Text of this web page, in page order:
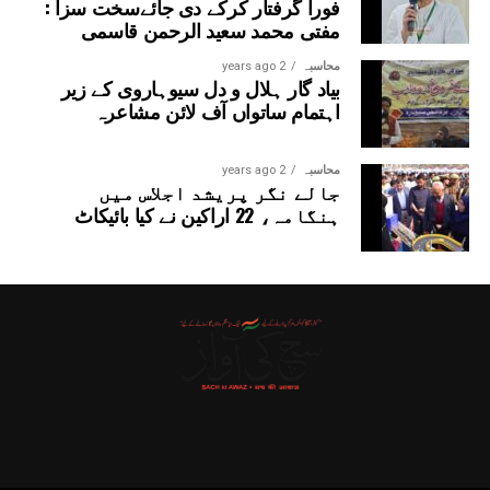
فوراً گرفتار کرکے دی جائےسخت سزا :
مفتی محمد سعید الرحمن قاسمی
محاسبہ 2 years ago
بیاد گار ہلال و دل سیوہاروی کے زیر
اہتمام ساتواں آف لائن مشاعرہ
محاسبہ 2 years ago
جالے نگر پریشد اجلاس میں
ہنگامہ، 22 اراکین نے کیا بائیکاٹ